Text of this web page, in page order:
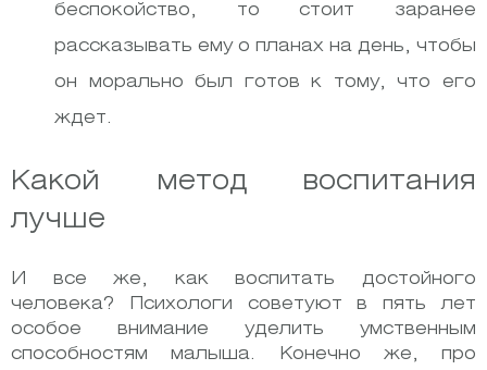
беспокойство, то стоит заранее
рассказывать ему о планах на день, чтобы
он морально был готов к тому, что его
ждет.
Какой метод воспитания
лучше
И все же, как воспитать достойного
человека? Психологи советуют в пять лет
особое внимание уделить умственным
способностям малыша. Конечно же, про